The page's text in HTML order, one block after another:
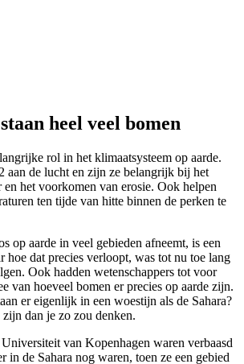
heel veel bomen
rol in het klimaatsysteem op aarde.
aan de lucht en zijn ze belangrijk bij het
en het voorkomen van erosie. Ook helpen
ten tijde van hitte binnen de perken te
op aarde in veel gebieden afneemt, is een
hoe dat precies verloopt, was tot nu toe lang
Ook hadden wetenschappers tot voor
van hoeveel bomen er precies op aarde zijn.
er eigenlijk in een woestijn als de Sahara?
dan je zo zou denken.
van Kopenhagen waren verbaasd
in de Sahara nog waren, toen ze een gebied